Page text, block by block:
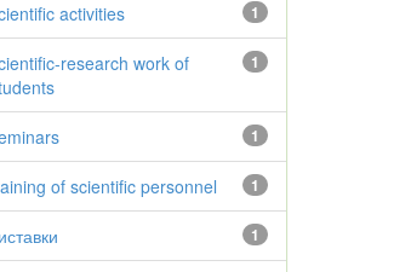
1
activities
1
research work of
1
1
of scientific personnel
1